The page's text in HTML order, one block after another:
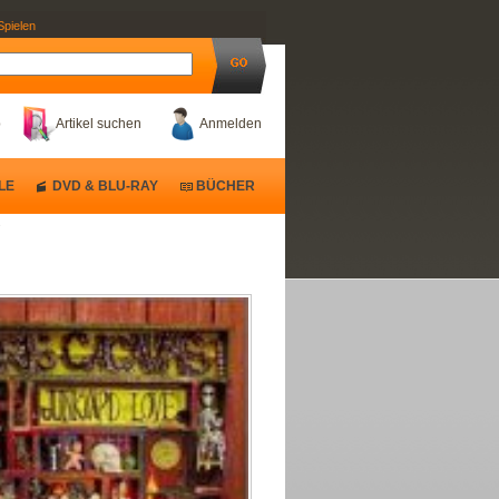
Anmelden
Artikel suchen
DVD & BLU-RAY BÜCHER